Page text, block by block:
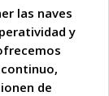
las naves
y
,
de